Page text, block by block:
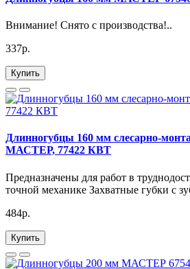
Внимание! Снято с производства!..
337р.
Купить
Длинногубцы 160 мм слесарно-
МАСТЕР, 77422 КВТ
Предназначены для работ в
точной механике Захватные губки с
484р.
Купить